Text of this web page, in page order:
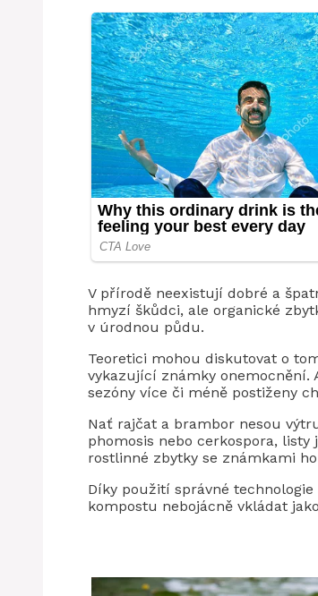
V přírodě neexistují dobré a
hmyzí škůdci, ale organické
v úrodnou půdu.
Teoretici mohou diskutovat o
vykazující známky onemocnění.
sezóny více či méně postiženy
Nať rajčat a brambor nesou
phomosis nebo cerkospora,
rostlinné zbytky se známkami
Díky použití správné
kompostu nebojácně vkládat